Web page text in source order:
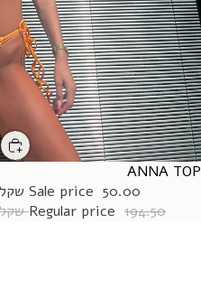
SALE
ANNA TOP
Sale price 50.00 שקל
Regular price 194.50 שקל